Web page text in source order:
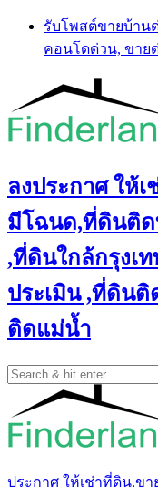
Skip
content
รับโพสต์ขายบ้าน
คอนโดด่วน, ขาย
ลงประกาศ ให้
มีโฉนด,ที่ดินติด
,ที่ดินใกล้กรุงเ
ประเมิน ,ที่ดิน
ติดแม่น้ำ
ประกาศ ให้เช่าที่ดิน,ข